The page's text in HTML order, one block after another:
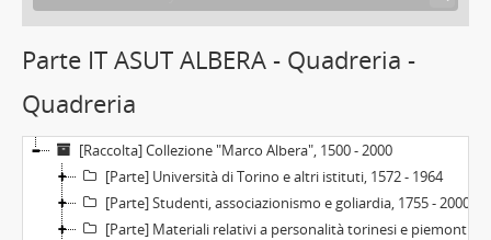
Parte IT ASUT ALBERA - Quadreria -
Quadreria
[Raccolta] Collezione "Marco Albera", 1500 - 2000
[Parte] Università di Torino e altri istituti, 1572 - 1964
[Parte] Studenti, associazionismo e goliardia, 1755 - 2000
[Parte] Materiali relativi a personalità torinesi e piemontesi, Seconda metà XIX sec. - prima metà XX sec.